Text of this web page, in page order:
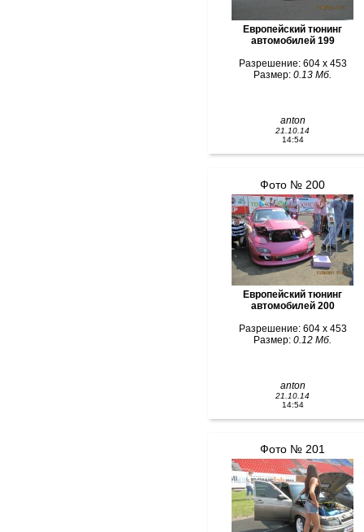
Европейский тюнинг
автомобилей 199
Разрешение: 604 x 453
Размер: 0.13 Мб.
anton
21.10.14
14:54
Фото № 200
Европейский тюнинг
автомобилей 200
Разрешение: 604 x 453
Размер: 0.12 Мб.
anton
21.10.14
14:54
Фото № 201